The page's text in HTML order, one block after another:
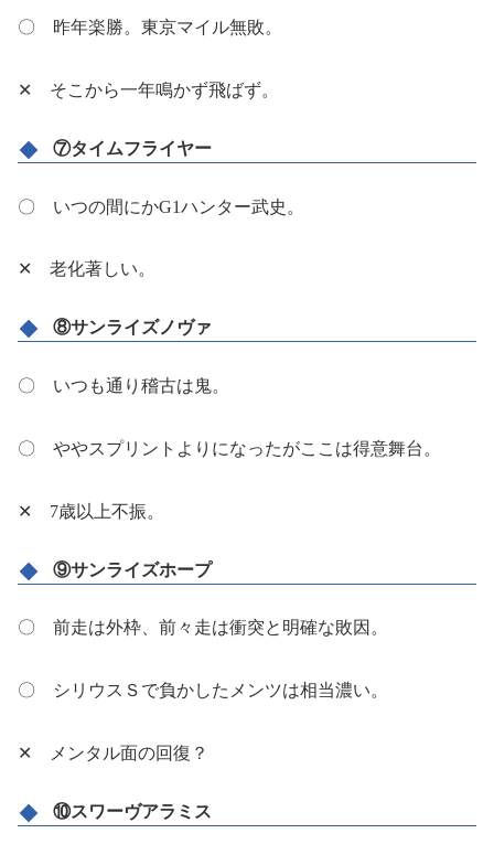
〇 昨年楽勝。東京マイル無敗。
✕ そこから一年鳴かず飛ばず。
⑦タイムフライヤー
〇 いつの間にかG1ハンター武史。
✕ 老化著しい。
⑧サンライズノヴァ
〇 いつも通り稽古は鬼。
〇 ややスプリントよりになったがここは得意舞台。
✕ 7歳以上不振。
⑨サンライズホープ
〇 前走は外枠、前々走は衝突と明確な敗因。
〇 シリウスＳで負かしたメンツは相当濃い。
✕ メンタル面の回復？
⑩スワーヴアラミス